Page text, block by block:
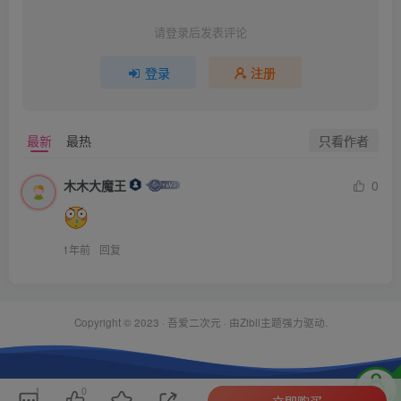
请登录后发表评论
登录 注册
最新 最热 只看作者
木木大魔王 0
1年前 回复
Copyright © 2023 · 吾爱二次元 · 由Zibll主题强力驱动.
1 0